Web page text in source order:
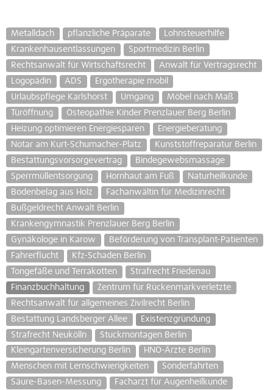
Metalldach pflanzliche Präparate
Lohnsteuerhilfe
Krankenhausentlassungen
Sportmedizin Berlin
Rechtsanwalt für Wirtschaftsrecht
Anwalt für Vertragsrecht
Logopädin
ADS
Ergotherapie mobil
Urlaubspflege Karlshorst
Umgang
Möbel nach Maß
Türöffnung
Osteopathie Kinder Prenzlauer Berg Berlin
Heizung optimieren Energiesparen
Energieberatung
Notar am Kurt-Schumacher-Platz
Kunststoffreparatur Berlin
Bestattungsvorsorgevertrag
Bindegewebsmassage
Sperrmüllentsorgung
Hornhaut am Fuß
Naturheilkunde
Bodenbelag aus Holz
Fachanwältin für Medizinrecht
Bußgeldrecht Anwalt Berlin
Krankengymnastik Prenzlauer Berg Berlin
Gynäkologe in Karow
Beförderung von Transplant-Patienten
Fahrerflucht
Kfz-Schaden Berlin
Tongefäße und Terrakotten
Strafrecht Friedenau
Finanzbuchhaltung
Zentrum für Rückenmarkverletzte
Rechtsanwalt für allgemeines Zivilrecht Berlin
Bestattung Landsberger Allee
Existenzgründung
Strafrecht Neukölln
Stuckmontagen Berlin
Kleingartenversicherung Berlin
HNO-Ärzte Berlin
Menschen mit Lernschwierigkeiten
Sonderfahrten
Säure-Basen-Messung
Facharzt für Augenheilkunde